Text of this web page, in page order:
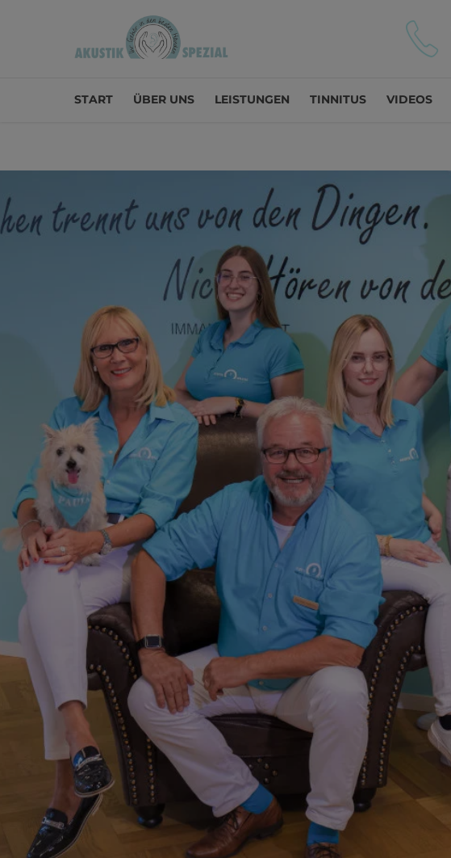
START ÜBER UNS LEISTUNGEN TINNITUS VIDEOS